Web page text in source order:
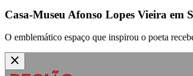
Casa-Museu Afonso Lopes Vieira em
O emblemático espaço que inspirou o poeta